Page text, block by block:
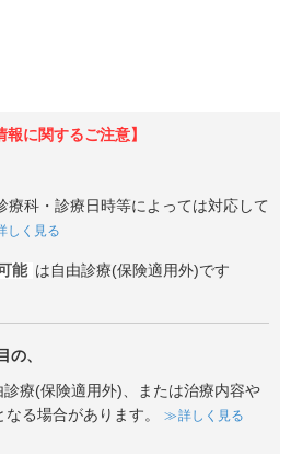
報に関するご注意】
療科・診療日時等によっては対応して
しく見る
能 は自由診療(保険適用外)です
の、
診療(保険適用外)、または治療内容や
る場合があります。
詳しく見る